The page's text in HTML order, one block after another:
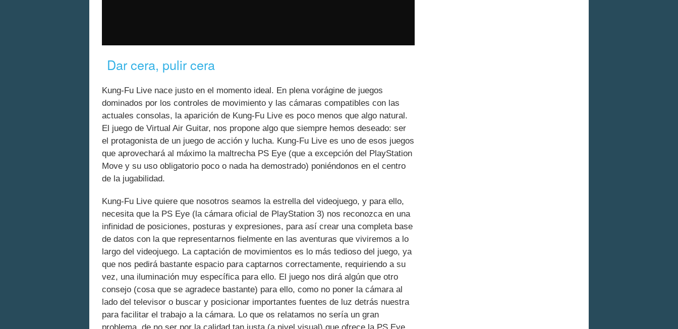
Dar cera, pulir cera
Kung-Fu Live nace justo en el momento ideal. En plena vorágine de juegos
dominados por los controles de movimiento y las cámaras compatibles con las
actuales consolas, la aparición de Kung-Fu Live es poco menos que algo natural.
El juego de Virtual Air Guitar, nos propone algo que siempre hemos deseado: ser
el protagonista de un juego de acción y lucha. Kung-Fu Live es uno de esos juegos
que aprovechará al máximo la maltrecha PS Eye (que a excepción del PlayStation
Move y su uso obligatorio poco o nada ha demostrado) poniéndonos en el centro
de la jugabilidad.
Kung-Fu Live quiere que nosotros seamos la estrella del videojuego, y para ello,
necesita que la PS Eye (la cámara oficial de PlayStation 3) nos reconozca en una
infinidad de posiciones, posturas y expresiones, para así crear una completa base
de datos con la que representarnos fielmente en las aventuras que viviremos a lo
largo del videojuego. La captación de movimientos es lo más tedioso del juego, ya
que nos pedirá bastante espacio para captarnos correctamente, requiriendo a su
vez, una iluminación muy específica para ello. El juego nos dirá algún que otro
consejo (cosa que se agradece bastante) para ello, como no poner la cámara al
lado del televisor o buscar y posicionar importantes fuentes de luz detrás nuestra
para facilitar el trabajo a la cámara. Lo que os relatamos no sería un gran